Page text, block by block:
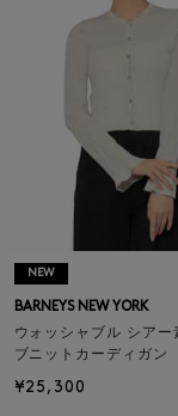
NEW
BARNEYS NEW YORK
ウォッシャブル シアー
ブニットカーディガン
¥25,300